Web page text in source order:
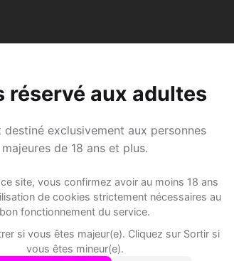
réservé aux adultes
destiné exclusivement aux personnes
majeures de 18 ans et plus.
site, vous confirmez avoir au moins 18 ans
de cookies strictement nécessaires au
bon fonctionnement du service.
si vous êtes majeur(e). Cliquez sur Sortir si
vous êtes mineur(e).
Bertschikon
Bertschikon (Gossau ZH) et des
S'inscrire gratuitement